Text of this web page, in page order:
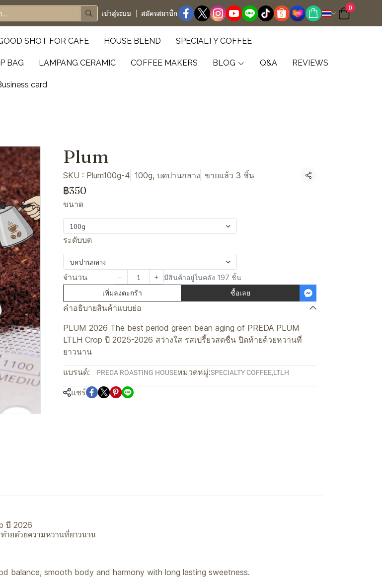
เข้าสู่ระบบ สมัครสมาชิก
0
SHOT FOR CAFE HOUSE BLEND SPECIALTY COFFEE
BAG LAMPANG CERAMIC COFFEE MAKERS BLOG Q&A REVIEWS
card
Plum
SKU : Plum100g-4 100g, บดปานกลาง ขายแล้ว 3 ชิ้น แชร์
฿350
ขนาด
100g
ระดับบด
บดปานกลาง
จำนวน มีสินค้าอยู่ในคลัง 197 ชิ้น
เพิ่มลงตะกร้า ซื้อเลย
คำอธิบายสินค้าแบบย่อ
PLUM 2026 The best period green bean aging of PREDA PLUM
LTLH Crop ปี 2025-2026 สว่างใส รสเปรี้ยวสดชื่น ปิดท้ายด้วยหวานที่
ยาวนาน
แบรนด์: PREDA ROASTING HOUSEหมวดหมู่:SPECIALTY COFFEE,LTLH
แชร์
ปี 2026
ยด้วยความหวานที่ยาวนาน
balance, smooth body and harmony with long lasting sweetness.